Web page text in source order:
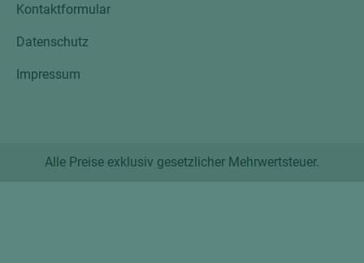
Kontaktformular
Datenschutz
Impressum
Alle Preise exklusiv gesetzlicher Mehrwertsteuer.